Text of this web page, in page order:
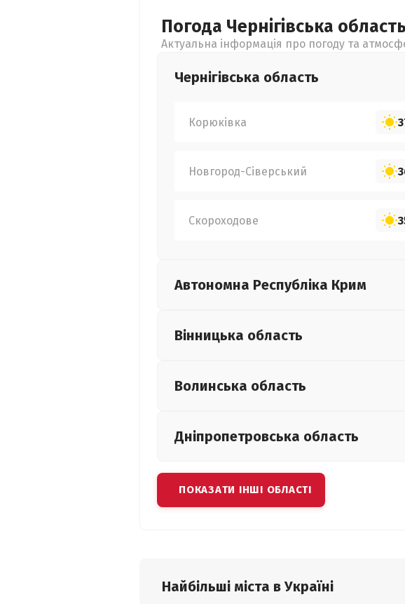
Погода Чернігівська область
Актуальна інформація про погоду та
Чернігівська область
Корюківка
Новгород-Сіверський
Скороходове
Автономна Республіка Крим
Вінницька область
Волинська область
Дніпропетровська область
ПОКАЗАТИ ІНШІ ОБЛАСТІ
Найбільші міста в Україні